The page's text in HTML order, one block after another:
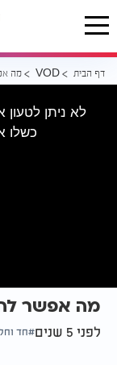
דף הבית VOD מה
לא ניתן
כשלו
מה אפשר
לפני 5 שנים חד